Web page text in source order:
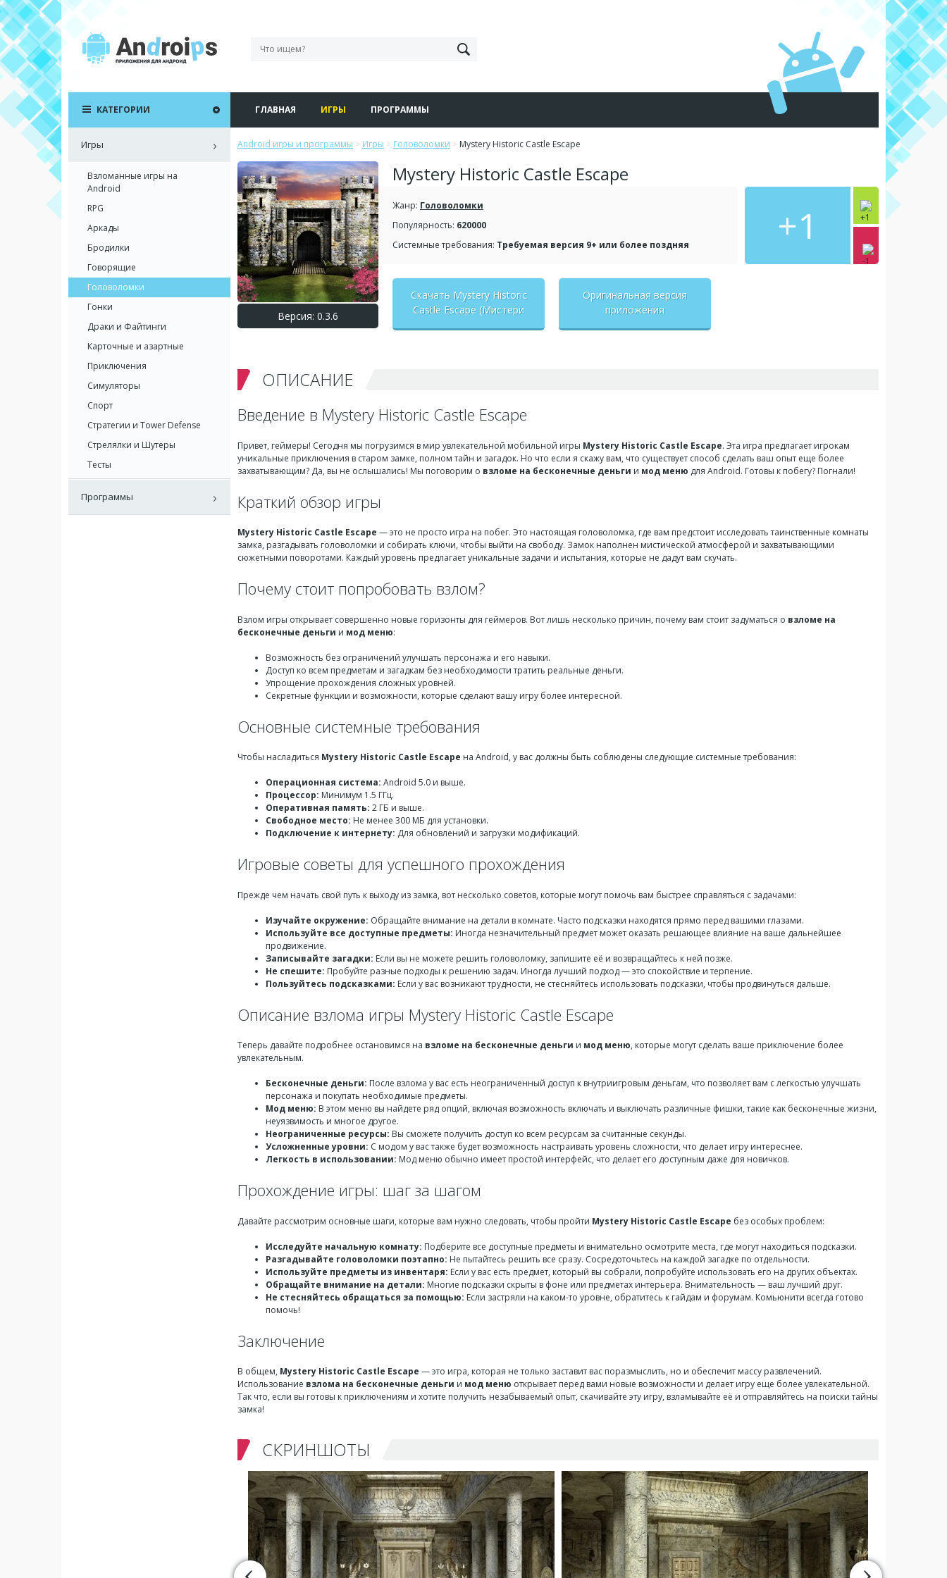
ГЛАВНАЯ ИГРЫ ПРОГРАММЫ
Android игры и программы > Игры > Головоломки > Mystery Historic Castle Escape
Версия: 0.3.6
Mystery Historic Castle Escape
+1
Жанр: Головоломки
Популярность: 620000
Системные требования: Требуемая версия 9+ или более поздняя
Скачать Mystery Historic
Castle Escape (Мистери
Оригинальная версия
приложения
ОПИСАНИЕ
Введение в Mystery Historic Castle Escape
Привет, геймеры! Сегодня мы погрузимся в мир увлекательной мобильной игры Mystery Historic Castle Escape. Эта игра предлагает игрокам
уникальные приключения в старом замке, полном тайн и загадок. Но что если я скажу вам, что существует способ сделать ваш опыт еще более
захватывающим? Да, вы не ослышались! Мы поговорим о взломе на бесконечные деньги и мод меню для Android. Готовы к побегу? Погнали!
Краткий обзор игры
Mystery Historic Castle Escape — это не просто игра на побег. Это настоящая головоломка, где вам предстоит исследовать таинственные комнаты
замка, разгадывать головоломки и собирать ключи, чтобы выйти на свободу. Замок наполнен мистической атмосферой и захватывающими
сюжетными поворотами. Каждый уровень предлагает уникальные задачи и испытания, которые не дадут вам скучать.
Почему стоит попробовать взлом?
Взлом игры открывает совершенно новые горизонты для геймеров. Вот лишь несколько причин, почему вам стоит задуматься о взломе на
бесконечные деньги и мод меню:
Возможность без ограничений улучшать персонажа и его навыки.
Доступ ко всем предметам и загадкам без необходимости тратить реальные деньги.
Упрощение прохождения сложных уровней.
Секретные функции и возможности, которые сделают вашу игру более интересной.
Основные системные требования
Чтобы насладиться Mystery Historic Castle Escape на Android, у вас должны быть соблюдены следующие системные требования:
Операционная система: Android 5.0 и выше.
Процессор: Минимум 1.5 ГГц.
Оперативная память: 2 ГБ и выше.
Свободное место: Не менее 300 МБ для установки.
Подключение к интернету: Для обновлений и загрузки модификаций.
Игровые советы для успешного прохождения
Прежде чем начать свой путь к выходу из замка, вот несколько советов, которые могут помочь вам быстрее справляться с задачами:
Изучайте окружение: Обращайте внимание на детали в комнате. Часто подсказки находятся прямо перед вашими глазами.
Используйте все доступные предметы: Иногда незначительный предмет может оказать решающее влияние на ваше дальнейшее
продвижение.
Записывайте загадки: Если вы не можете решить головоломку, запишите её и возвращайтесь к ней позже.
Не спешите: Пробуйте разные подходы к решению задач. Иногда лучший подход — это спокойствие и терпение.
Пользуйтесь подсказками: Если у вас возникают трудности, не стесняйтесь использовать подсказки, чтобы продвинуться дальше.
Описание взлома игры Mystery Historic Castle Escape
Теперь давайте подробнее остановимся на взломе на бесконечные деньги и мод меню, которые могут сделать ваше приключение более
увлекательным.
Бесконечные деньги: После взлома у вас есть неограниченный доступ к внутриигровым деньгам, что позволяет вам с легкостью улучшать
персонажа и покупать необходимые предметы.
Мод меню: В этом меню вы найдете ряд опций, включая возможность включать и выключать различные фишки, такие как бесконечные жизни,
неуязвимость и многое другое.
Неограниченные ресурсы: Вы сможете получить доступ ко всем ресурсам за считанные секунды.
Усложненные уровни: С модом у вас также будет возможность настраивать уровень сложности, что делает игру интереснее.
Легкость в использовании: Мод меню обычно имеет простой интерфейс, что делает его доступным даже для новичков.
Прохождение игры: шаг за шагом
Давайте рассмотрим основные шаги, которые вам нужно следовать, чтобы пройти Mystery Historic Castle Escape без особых проблем:
Исследуйте начальную комнату: Подберите все доступные предметы и внимательно осмотрите места, где могут находиться подсказки.
Разгадывайте головоломки поэтапно: Не пытайтесь решить все сразу. Сосредоточьтесь на каждой загадке по отдельности.
Используйте предметы из инвентаря: Если у вас есть предмет, который вы собрали, попробуйте использовать его на других объектах.
Обращайте внимание на детали: Многие подсказки скрыты в фоне или предметах интерьера. Внимательность — ваш лучший друг.
Не стесняйтесь обращаться за помощью: Если застряли на каком-то уровне, обратитесь к гайдам и форумам. Комьюнити всегда готово
помочь!
Заключение
В общем, Mystery Historic Castle Escape — это игра, которая не только заставит вас поразмыслить, но и обеспечит массу развлечений.
Использование взлома на бесконечные деньги и мод меню открывает перед вами новые возможности и делает игру еще более увлекательной.
Так что, если вы готовы к приключениям и хотите получить незабываемый опыт, скачивайте эту игру, взламывайте её и отправляйтесь на поиски тайны
замка!
СКРИНШОТЫ
КАТЕГОРИИ
Игры
Взломанные игры на
Android
RPG
Аркады
Бродилки
Говорящие
Головоломки
Гонки
Драки и Файтинги
Карточные и азартные
Приключения
Симуляторы
Спорт
Стратегии и Tower Defense
Стрелялки и Шутеры
Тесты
Программы